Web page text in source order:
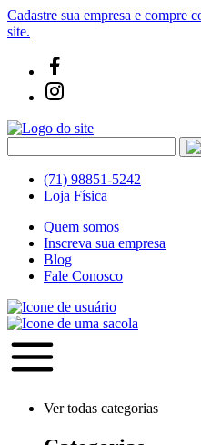
Cadastre sua empresa e compre
site.
(71) 98851-5242
Loja Física
Quem somos
Inscreva sua empresa
Blog
Fale Conosco
Ver todas categorias